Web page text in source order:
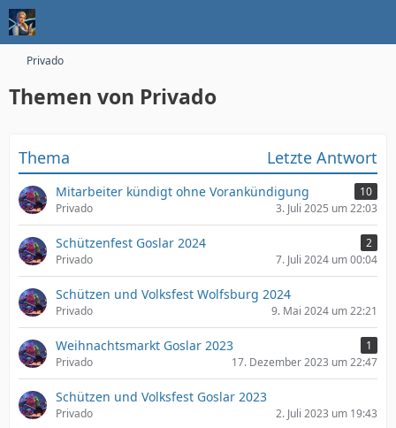
Privado
Themen von Privado
Thema Letzte Antwort
Mitarbeiter kündigt ohne Vorankündigung
10
Privado
3. Juli 2025 um 22:03
Schützenfest Goslar 2024
2
Privado
7. Juli 2024 um 00:04
Schützen und Volksfest Wolfsburg 2024
Privado 9. Mai 2024 um 22:21
Weihnachtsmarkt Goslar 2023
1
Privado
17. Dezember 2023 um 22:47
Schützen und Volksfest Goslar 2023
Privado 2. Juli 2023 um 19:43